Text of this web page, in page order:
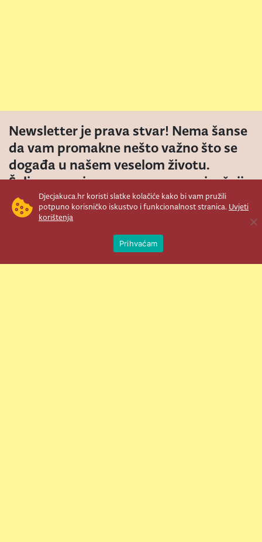
Newsletter je prava stvar! Nema šanse
da vam promakne nešto važno što se
događa u našem veselom životu.
Šaljemo pozive na programe, najvažnije
vijesti, super priče čim se pojave...
Djecjakuca.hr koristi slatke kolačiće kako bi vam pružili
potpuno korisničko iskustvo i funkcionalnost stranica. Uvjeti
korištenja
Prihvaćam